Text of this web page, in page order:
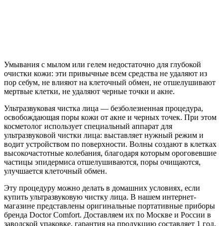
Умывания с мылом или гелем недостаточно для глубокой
очистки кожи: эти привычные всем средства не удаляют из
пор себум, не влияют на клеточный обмен, не отшелушивают
мертвые клетки, не удаляют черные точки и акне.
Ультразвуковая чистка лица — безболезненная процедура,
освобождающая поры кожи от акне и черных точек. При этом
косметолог использует специальный аппарат для
ультразвуковой чистки лица: выставляет нужный режим и
водит устройством по поверхности. Волны создают в клетках
высокочастотные колебания, благодаря которым ороговевшие
частицы эпидермиса отшелушиваются, поры очищаются,
улучшается клеточный обмен.
Эту процедуру можно делать в домашних условиях, если
купить ультразвуковую чистку лица. В нашем интернет-
магазине представлены оригинальные портативные приборы
бренда Doctor Comfort. Доставляем их по Москве и России в
заводской упаковке, гарантия на продукцию составляет 1 год.